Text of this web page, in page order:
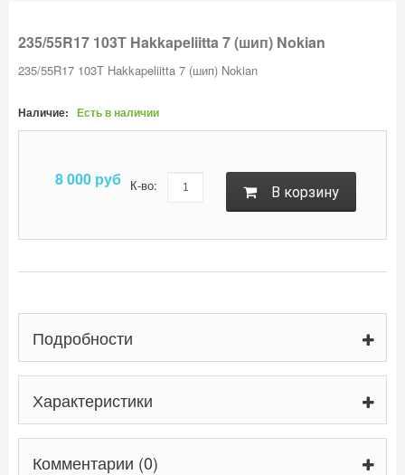
235/55R17 103Т Hakkapeliitta 7 (шип) Nokian
235/55R17 103Т Hakkapeliitta 7 (шип) Nokian
Наличие: Есть в наличии
8 000руб К-во: B корзину
Подробности
Характеристики
Комментарии (0)